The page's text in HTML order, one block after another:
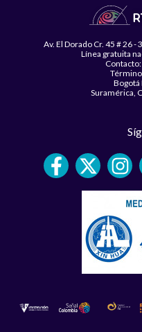
Av. El Dorado Cr. 45 # 26
Línea gratuita
Bogotá
Suramérica,